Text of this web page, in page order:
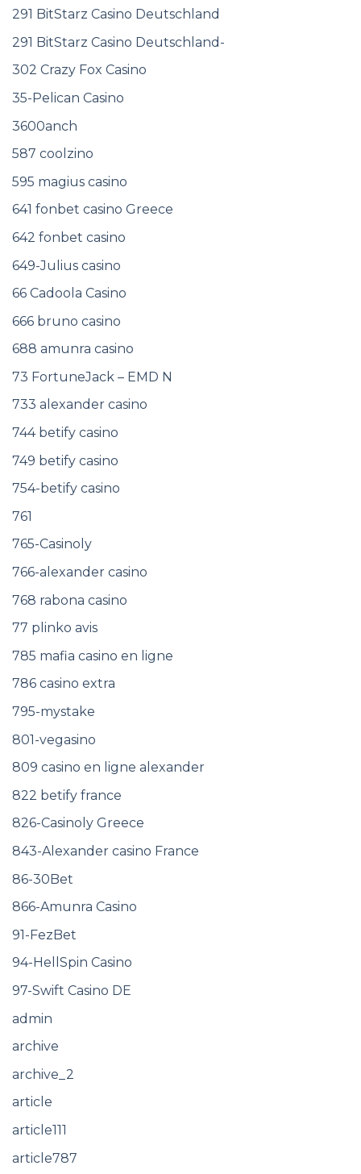
291 BitStarz Casino Deutschland
291 BitStarz Casino Deutschland-
302 Crazy Fox Casino
35-Pelican Casino
3600anch
587 coolzino
595 magius casino
641 fonbet casino Greece
642 fonbet casino
649-Julius casino
66 Cadoola Casino
666 bruno casino
688 amunra casino
73 FortuneJack – EMD N
733 alexander casino
744 betify casino
749 betify casino
754-betify casino
761
765-Casinoly
766-alexander casino
768 rabona casino
77 plinko avis
785 mafia casino en ligne
786 casino extra
795-mystake
801-vegasino
809 casino en ligne alexander
822 betify france
826-Casinoly Greece
843-Alexander casino France
86-30Bet
866-Amunra Casino
91-FezBet
94-HellSpin Casino
97-Swift Casino DE
admin
archive
archive_2
article
article111
article787